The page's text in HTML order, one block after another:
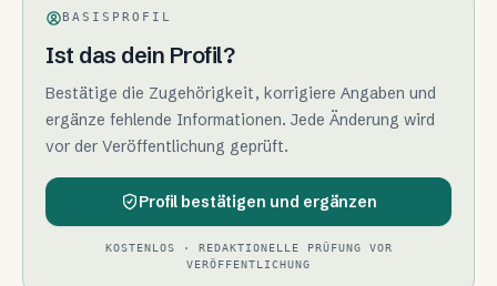
BASISPROFIL
Ist das dein Profil?
Bestätige die Zugehörigkeit, korrigiere Angaben und
ergänze fehlende Informationen. Jede Änderung wird
vor der Veröffentlichung geprüft.
Profil bestätigen und ergänzen
KOSTENLOS · REDAKTIONELLE PRÜFUNG VOR
VERÖFFENTLICHUNG